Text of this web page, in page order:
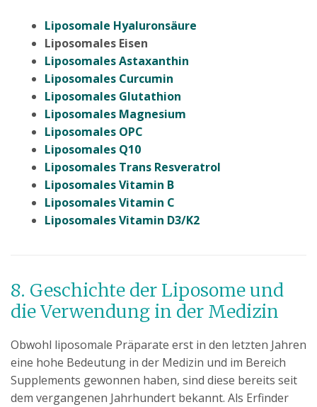
Liposomale Hyaluronsäure
Liposomales Eisen
Liposomales Astaxanthin
Liposomales Curcumin
Liposomales Glutathion
Liposomales Magnesium
Liposomales OPC
Liposomales Q10
Liposomales Trans Resveratrol
Liposomales Vitamin B
Liposomales Vitamin C
Liposomales Vitamin D3/K2
8. Geschichte der Liposome und
die Verwendung in der Medizin
Obwohl liposomale Präparate erst in den letzten Jahren
eine hohe Bedeutung in der Medizin und im Bereich
Supplements gewonnen haben, sind diese bereits seit
dem vergangenen Jahrhundert bekannt. Als Erfinder